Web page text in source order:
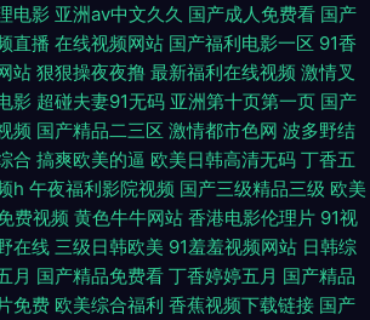
97 色情欧美一级A片 免费97在线 91微拍模特小视频
放地址 日本A片三级片 av地址久久 探花日本高清TV
韩欧美色站 韩国一区二区三区AV 69re小视频 国产
费社区 日本精品五级片 A片淫色网站 丝袜伪娘自安
锋五月色 韩国一区视频 中文字幕二区三区在线 老司
电影 亚洲av中文久久 国产成人免费看 国产
直播 在线视频网站 国产福利电影一区 91香
站 狠狠操夜夜撸 最新福利在线视频 激情叉
影 超碰夫妻91无码 亚洲第十页第一页 国产
频 国产精品二三区 激情都市色网 波多野结
合 搞爽欧美的逼 欧美日韩高清无码 丁香五
h 午夜福利影院视频 国产三级精品三级 欧美
费视频 黄色牛牛网站 香港电影伦理片 91视
在线 三级日韩欧美 91羞羞视频网站 日韩综
月 国产精品免费看 丁香婷婷五月 国产精品
免费 欧美综合福利 香蕉视频下载链接 国产